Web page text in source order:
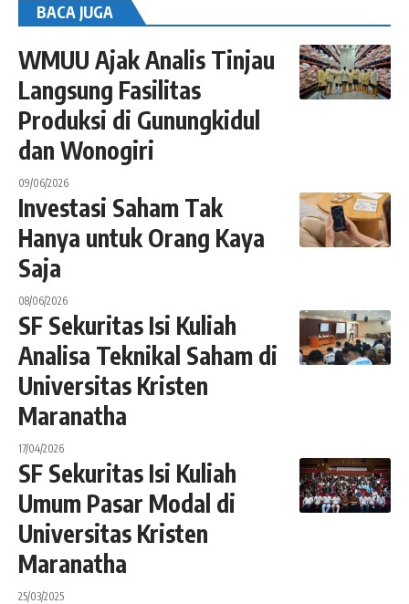
BACA JUGA
WMUU Ajak Analis Tinjau
Langsung Fasilitas
Produksi di Gunungkidul
dan Wonogiri
09/06/2026
Investasi Saham Tak
Hanya untuk Orang Kaya
Saja
08/06/2026
SF Sekuritas Isi Kuliah
Analisa Teknikal Saham di
Universitas Kristen
Maranatha
17/04/2026
SF Sekuritas Isi Kuliah
Umum Pasar Modal di
Universitas Kristen
Maranatha
25/03/2025